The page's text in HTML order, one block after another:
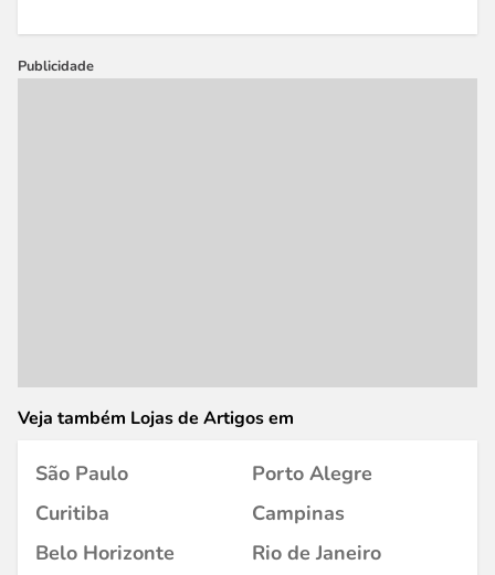
Publicidade
Veja também Lojas de Artigos em
São Paulo
Porto Alegre
Curitiba
Campinas
Belo Horizonte
Rio de Janeiro